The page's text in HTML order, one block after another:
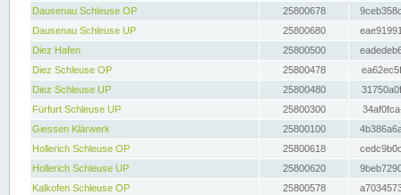
Dausenau Schleuse OP
25800678
Dausenau Schleuse UP
25800680
Diez Hafen
25800500
Diez Schleuse OP
25800478
Diez Schleuse UP
25800480
Fürfurt Schleuse UP
25800300
Giessen Klärwerk
25800100
Hollerich Schleuse OP
25800618
Hollerich Schleuse UP
25800620
Kalkofen Schleuse OP
25800578